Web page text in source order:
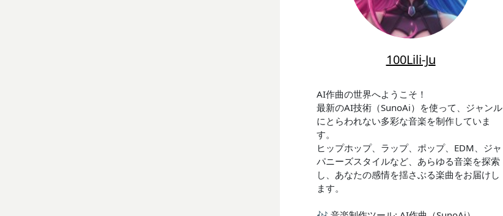
100Lili-Ju
AI作曲の世界へようこそ！
最新のAI技術（SunoAi）を使って、ジャンル
にとらわれない多彩な音楽を制作していま
す。
ヒップホップ、ラップ、ポップ、EDM、ジャ
パニーズスタイルなど、あらゆる音楽を探索
し、あなたの感情を揺さぶる楽曲をお届けし
ます。